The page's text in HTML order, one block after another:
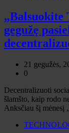
„Balsuokite
gegužę
21 gegužės,
0
Decentralizuoti
šlamšto, kaip rodo
Anksčiau šį mėnesį